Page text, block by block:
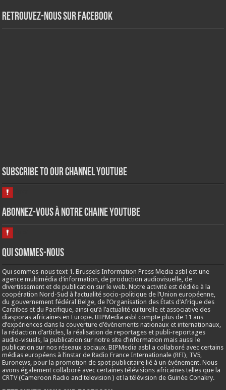
Retrouvez-nous sur Facebook
Subscribe to our Channel Youtube
Abonnez-vous à notre chaine Youtube
Qui sommes-nous
Qui sommes-nous text 1. Brussels Information Press Media asbl est une
agence multimédia d’information, de production audiovisuelle, de
divertissement et de publication sur le web. Notre activité est dédiée à la
coopération Nord-Sud à l’actualité socio-politique de l’Union européenne,
du gouvernement fédéral Belge, de l’Organisation des États d’Afrique des
Caraïbes et du Pacifique, ainsi qu’à l’actualité culturelle et associative des
diasporas africaines en Europe. BIPMedia asbl compte plus de 11 ans
d’expériences dans la couverture d’évènements nationaux et internationaux,
la rédaction d’articles, la réalisation de reportages et publi-reportages
audio-visuels, la publication sur notre site d’information mais aussi le
publication sur nos réseaux sociaux. BIPMedia asbl a collaboré avec certains
médias européens à l’instar de Radio France Internationale (RFI), TV5,
Euronews, pour la promotion de spot publicitaire lié à un événement. Nous
avons également collaboré avec certaines télévisions africaines telles que la
CRTV (Cameroon Radio and television ) et la télévision de Guinée Conakry.